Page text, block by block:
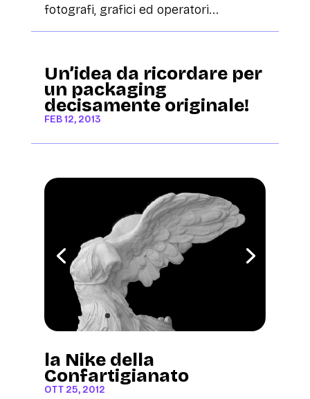
fotografi, grafici ed operatori...
Un’idea da ricordare per
un packaging
decisamente originale!
FEB 12, 2013
la Nike della
Confartigianato
OTT 25, 2012